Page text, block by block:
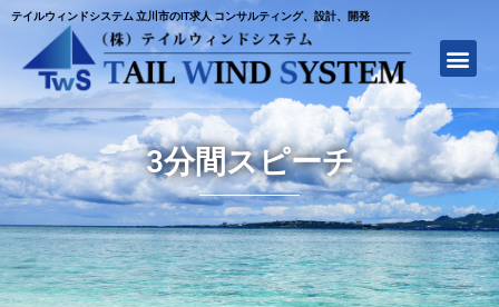
テイルウィンドシステム 立川市のIT求人 コンサルティング、設計、開発
3分間スピーチ